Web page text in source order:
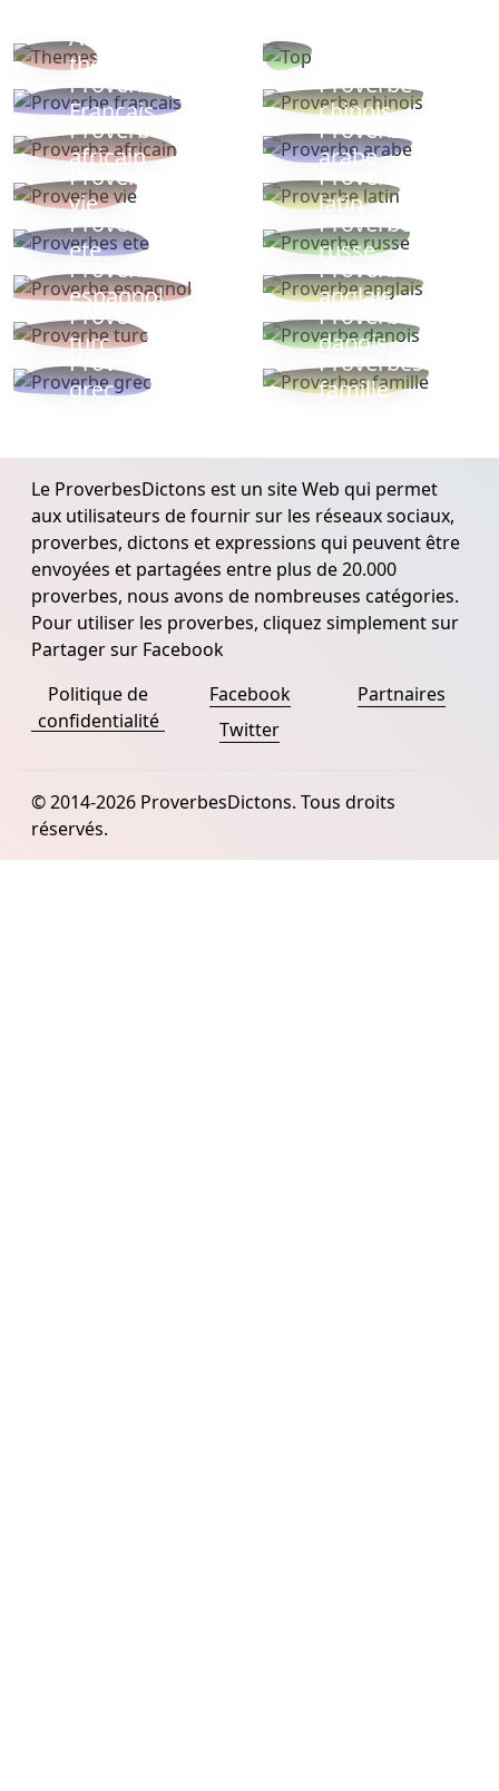
Autres
thèmes
Proverbe
Français
Proverbe
chinois
Proverbe
africain
Proverbe
arabe
Proverbe
vie
Proverbe
latin
Proverbes
ete
Proverbe
russe
Proverbe
espagnol
Proverbe
anglais
Proverbe
turc
Proverbe
danois
Proverbe
grec
Proverbes
famille
Le ProverbesDictons est un site Web qui permet
aux utilisateurs de fournir sur les réseaux sociaux,
proverbes, dictons et expressions qui peuvent être
envoyées et partagées entre plus de 20.000
proverbes, nous avons de nombreuses catégories.
Pour utiliser les proverbes, cliquez simplement sur
Partager sur Facebook
Politique de
confidentialité
Facebook
Twitter
Partnaires
© 2014-2026 ProverbesDictons. Tous droits
réservés.